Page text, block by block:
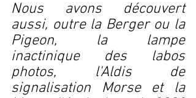
Nous avons découvert
aussi, outre la Berger ou la
Pigeon, la lampe
inactinique des labos
photos, l'Aldis de
signalisation Morse et la